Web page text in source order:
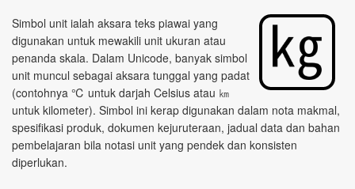
Simbol unit ialah aksara teks piawai yang
digunakan untuk mewakili unit ukuran atau
penanda skala. Dalam Unicode, banyak simbol
unit muncul sebagai aksara tunggal yang padat
(contohnya ℃ untuk darjah Celsius atau ㎞
untuk kilometer). Simbol ini kerap digunakan dalam nota makmal,
spesifikasi produk, dokumen kejuruteraan, jadual data dan bahan
pembelajaran bila notasi unit yang pendek dan konsisten
diperlukan.